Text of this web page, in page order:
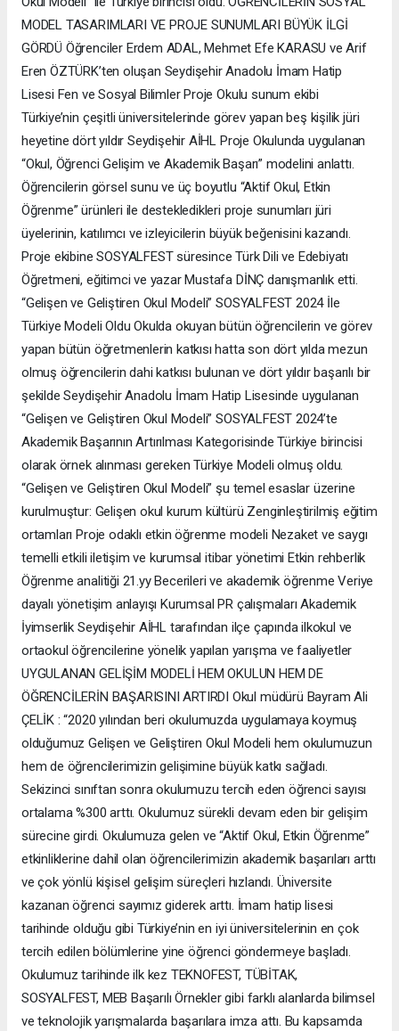
MODEL TASARIMLARI VE PROJE SUNUMLARI BÜYÜK İLGİ
GÖRDÜ Öğrenciler Erdem ADAL, Mehmet Efe KARASU ve Arif
Eren ÖZTÜRK’ten oluşan Seydişehir Anadolu İmam Hatip
Lisesi Fen ve Sosyal Bilimler Proje Okulu sunum ekibi
Türkiye’nin çeşitli üniversitelerinde görev yapan beş kişilik jüri
heyetine dört yıldır Seydişehir AİHL Proje Okulunda uygulanan
“Okul, Öğrenci Gelişim ve Akademik Başarı” modelini anlattı.
Öğrencilerin görsel sunu ve üç boyutlu “Aktif Okul, Etkin
Öğrenme” ürünleri ile destekledikleri proje sunumları jüri
üyelerinin, katılımcı ve izleyicilerin büyük beğenisini kazandı.
Proje ekibine SOSYALFEST süresince Türk Dili ve Edebiyatı
Öğretmeni, eğitimci ve yazar Mustafa DİNÇ danışmanlık etti.
“Gelişen ve Geliştiren Okul Modeli” SOSYALFEST 2024 İle
Türkiye Modeli Oldu Okulda okuyan bütün öğrencilerin ve görev
yapan bütün öğretmenlerin katkısı hatta son dört yılda mezun
olmuş öğrencilerin dahi katkısı bulunan ve dört yıldır başarılı bir
şekilde Seydişehir Anadolu İmam Hatip Lisesinde uygulanan
“Gelişen ve Geliştiren Okul Modeli” SOSYALFEST 2024’te
Akademik Başarının Artırılması Kategorisinde Türkiye birincisi
olarak örnek alınması gereken Türkiye Modeli olmuş oldu.
“Gelişen ve Geliştiren Okul Modeli” şu temel esaslar üzerine
kurulmuştur: Gelişen okul kurum kültürü Zenginleştirilmiş eğitim
ortamları Proje odaklı etkin öğrenme modeli Nezaket ve saygı
temelli etkili iletişim ve kurumsal itibar yönetimi Etkin rehberlik
Öğrenme analitiği 21.yy Becerileri ve akademik öğrenme Veriye
dayalı yönetişim anlayışı Kurumsal PR çalışmaları Akademik
İyimserlik Seydişehir AİHL tarafından ilçe çapında ilkokul ve
ortaokul öğrencilerine yönelik yapılan yarışma ve faaliyetler
UYGULANAN GELİŞİM MODELİ HEM OKULUN HEM DE
ÖĞRENCİLERİN BAŞARISINI ARTIRDI Okul müdürü Bayram Ali
ÇELİK : “2020 yılından beri okulumuzda uygulamaya koymuş
olduğumuz Gelişen ve Geliştiren Okul Modeli hem okulumuzun
hem de öğrencilerimizin gelişimine büyük katkı sağladı.
Sekizinci sınıftan sonra okulumuzu tercih eden öğrenci sayısı
ortalama %300 arttı. Okulumuz sürekli devam eden bir gelişim
sürecine girdi. Okulumuza gelen ve “Aktif Okul, Etkin Öğrenme”
etkinliklerine dahil olan öğrencilerimizin akademik başarıları arttı
ve çok yönlü kişisel gelişim süreçleri hızlandı. Üniversite
kazanan öğrenci sayımız giderek arttı. İmam hatip lisesi
tarihinde olduğu gibi Türkiye’nin en iyi üniversitelerinin en çok
tercih edilen bölümlerine yine öğrenci göndermeye başladı.
Okulumuz tarihinde ilk kez TEKNOFEST, TÜBİTAK,
SOSYALFEST, MEB Başarılı Örnekler gibi farklı alanlarda bilimsel
ve teknolojik yarışmalarda başarılara imza attı. Bu kapsamda